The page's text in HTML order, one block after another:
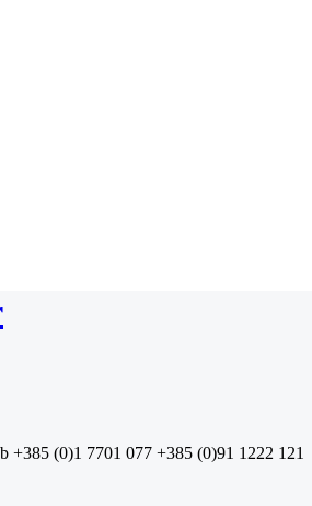
+385 (0)1 7701 077 +385 (0)91 1222 121